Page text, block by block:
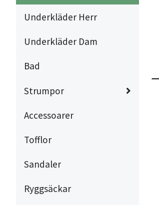
Underkläder Herr
Underkläder Dam
Bad
Strumpor
Accessoarer
Tofflor
Sandaler
Ryggsäckar